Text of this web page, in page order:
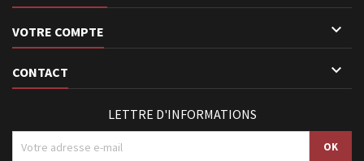
VOTRE COMPTE 
CONTACT 
LETTRE D'INFORMATIONS